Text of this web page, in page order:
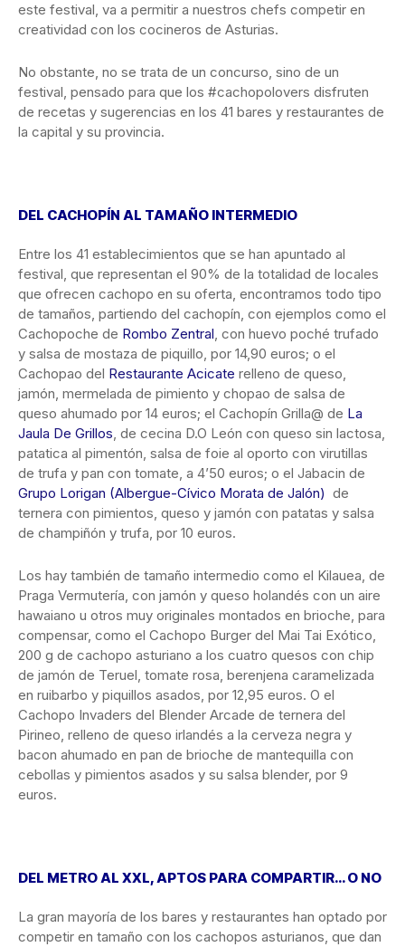
este festival, va a permitir a nuestros chefs competir en
creatividad con los cocineros de Asturias.
No obstante, no se trata de un concurso, sino de un
festival, pensado para que los #cachopolovers disfruten
de recetas y sugerencias en los 41 bares y restaurantes de
la capital y su provincia.
DEL CACHOPÍN AL TAMAÑO INTERMEDIO
Entre los 41 establecimientos que se han apuntado al
festival, que representan el 90% de la totalidad de locales
que ofrecen cachopo en su oferta, encontramos todo tipo
de tamaños, partiendo del cachopín, con ejemplos como el
Cachopoche de Rombo Zentral, con huevo poché trufado
y salsa de mostaza de piquillo, por 14,90 euros; o el
Cachopao del Restaurante Acicate relleno de queso,
jamón, mermelada de pimiento y chopao de salsa de
queso ahumado por 14 euros; el Cachopín Grilla@ de La
Jaula De Grillos, de cecina D.O León con queso sin lactosa,
patatica al pimentón, salsa de foie al oporto con virutillas
de trufa y pan con tomate, a 4’50 euros; o el Jabacin de
Grupo Lorigan (Albergue-Cívico Morata de Jalón) de
ternera con pimientos, queso y jamón con patatas y salsa
de champiñón y trufa, por 10 euros.
Los hay también de tamaño intermedio como el Kilauea, de
Praga Vermutería, con jamón y queso holandés con un aire
hawaiano u otros muy originales montados en brioche, para
compensar, como el Cachopo Burger del Mai Tai Exótico,
200 g de cachopo asturiano a los cuatro quesos con chip
de jamón de Teruel, tomate rosa, berenjena caramelizada
en ruibarbo y piquillos asados, por 12,95 euros. O el
Cachopo Invaders del Blender Arcade de ternera del
Pirineo, relleno de queso irlandés a la cerveza negra y
bacon ahumado en pan de brioche de mantequilla con
cebollas y pimientos asados y su salsa blender, por 9
euros.
DEL METRO AL XXL, APTOS PARA COMPARTIR… O NO
La gran mayoría de los bares y restaurantes han optado por
competir en tamaño con los cachopos asturianos, que dan